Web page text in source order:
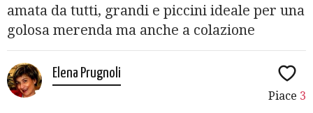
amata da tutti, grandi e piccini ideale per una
golosa merenda ma anche a colazione
Elena Prugnoli
Piace 3